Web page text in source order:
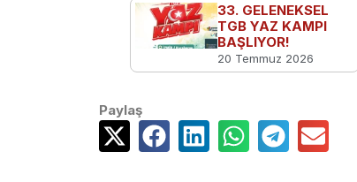
33. GELENEKSEL
TGB YAZ KAMPI
BAŞLIYOR!
20 Temmuz 2026
Paylaş